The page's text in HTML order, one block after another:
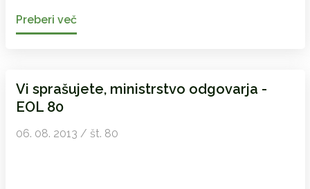
Preberi več
Vi sprašujete, ministrstvo odgovarja -
EOL 80
06. 08. 2013 / št. 80